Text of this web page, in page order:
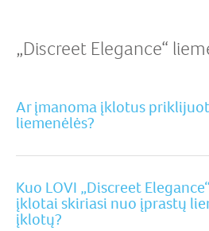
„Discreet Elegance“
Ar įmanoma įklotus
liemenėlės?
Kuo LOVI „Discreet
įklotai skiriasi nuo įprastų
įklotų?